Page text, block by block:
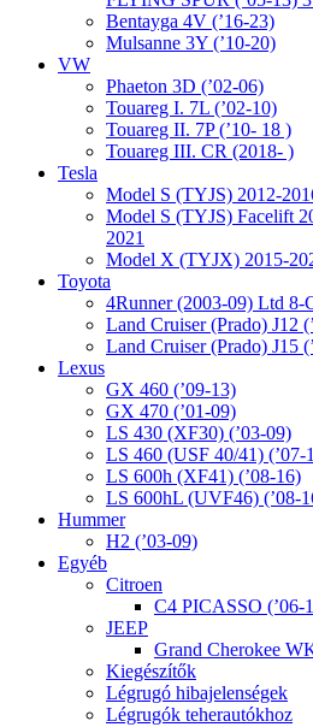
Bentayga 4V (’16-23)
Mulsanne 3Y (’10-20)
VW
Phaeton 3D (’02-06)
Touareg I. 7L (’02-10)
Touareg II. 7P (’10- 18 )
Touareg III. CR (2018- )
Tesla
Model S (TYJS) 2012-
Model S (TYJS) Facelift
2021
Model X (TYJX) 2015-
Toyota
4Runner (2003-09) Ltd 8-
Land Cruiser (Prado) J12
Land Cruiser (Prado) J15
Lexus
GX 460 (’09-13)
GX 470 (’01-09)
LS 430 (XF30) (’03-09)
LS 460 (USF 40/41) (’07-
LS 600h (XF41) (’08-16)
LS 600hL (UVF46) (’08-
Hummer
H2 (’03-09)
Egyéb
Citroen
C4 PICASSO (’06-
JEEP
Grand Cherokee
Kiegészítők
Légrugó hibajelenségek
Légrugók teherautókhoz